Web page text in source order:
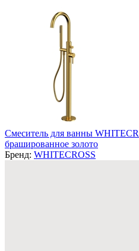
Смеситель для ванны
брашированное золото
Бренд: WHITECROSS